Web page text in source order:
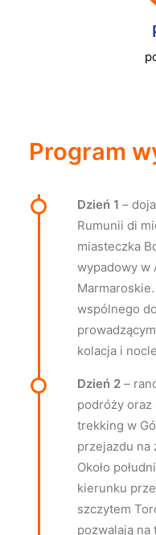
Program
Dzień 1 –
Rumunii di
miasteczka
wypadowy w
wspólnego
kolacja i
Dzień 2 –
podróży
trekking w
przejazdu na
Około
kierunku
szczytem
pozwalają